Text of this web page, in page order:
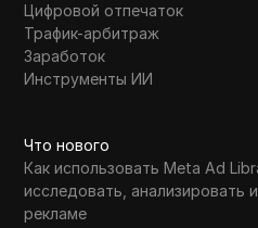
Цифровой отпечаток
Трафик-арбитраж
Заработок
Инструменты ИИ
Что нового
Как использовать Meta Ad
исследовать, анализировать
рекламе